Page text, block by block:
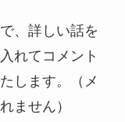
、詳しい話を
れてコメント
します。（メ
ません）